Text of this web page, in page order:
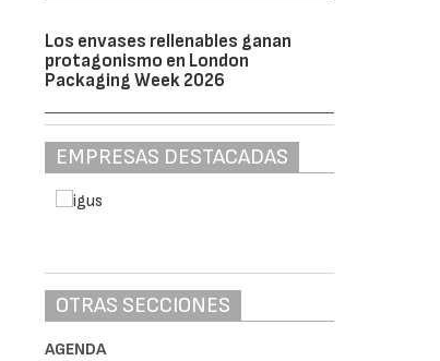
Los envases rellenables ganan
protagonismo en London
Packaging Week 2026
EMPRESAS DESTACADAS
OTRAS SECCIONES
AGENDA